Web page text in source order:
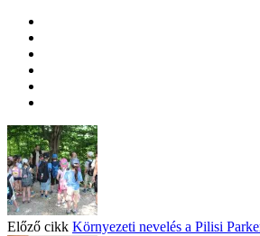
Előző cikk Környezeti nevelés a Pilisi